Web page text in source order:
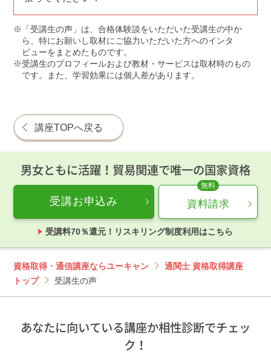
「受講生の声」は、合格体験談をいただいた受講生の中か
ら、特にお願いし取材にご協力いただいた方へのインタ
ビューをまとめたものです。
受講生のプロフィールおよび教材・サービスは取材時のもの
です。また、学習効果には個人差があります。
講座TOPへ戻る
男女ともに活躍！貿易関連で唯一の国家資格
受講お申込み 資料請求
受講料70％還元！リスキリング制度利用はこちら
資格取得・通信講座ならユーキャン
通関士 資格取得講座
トップ
受講生の声
あなたに向いている講座か相性診断でチェッ
ク！